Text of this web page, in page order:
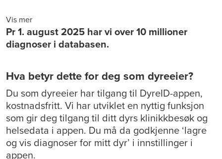
Vis mer
Pr 1. august 2025 har vi over 10 millioner
diagnoser i databasen.
Hva betyr dette for deg som dyreeier?
Du som dyreeier har tilgang til DyreID-appen,
kostnadsfritt. Vi har utviklet en nyttig funksjon
som gir deg tilgang til ditt dyrs klinikkbesøk og
helsedata i appen. Du må da godkjenne ‘lagre
og vis diagnoser for mitt dyr’ i innstillinger i
appen.